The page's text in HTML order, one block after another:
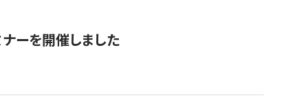
ーを開催しました